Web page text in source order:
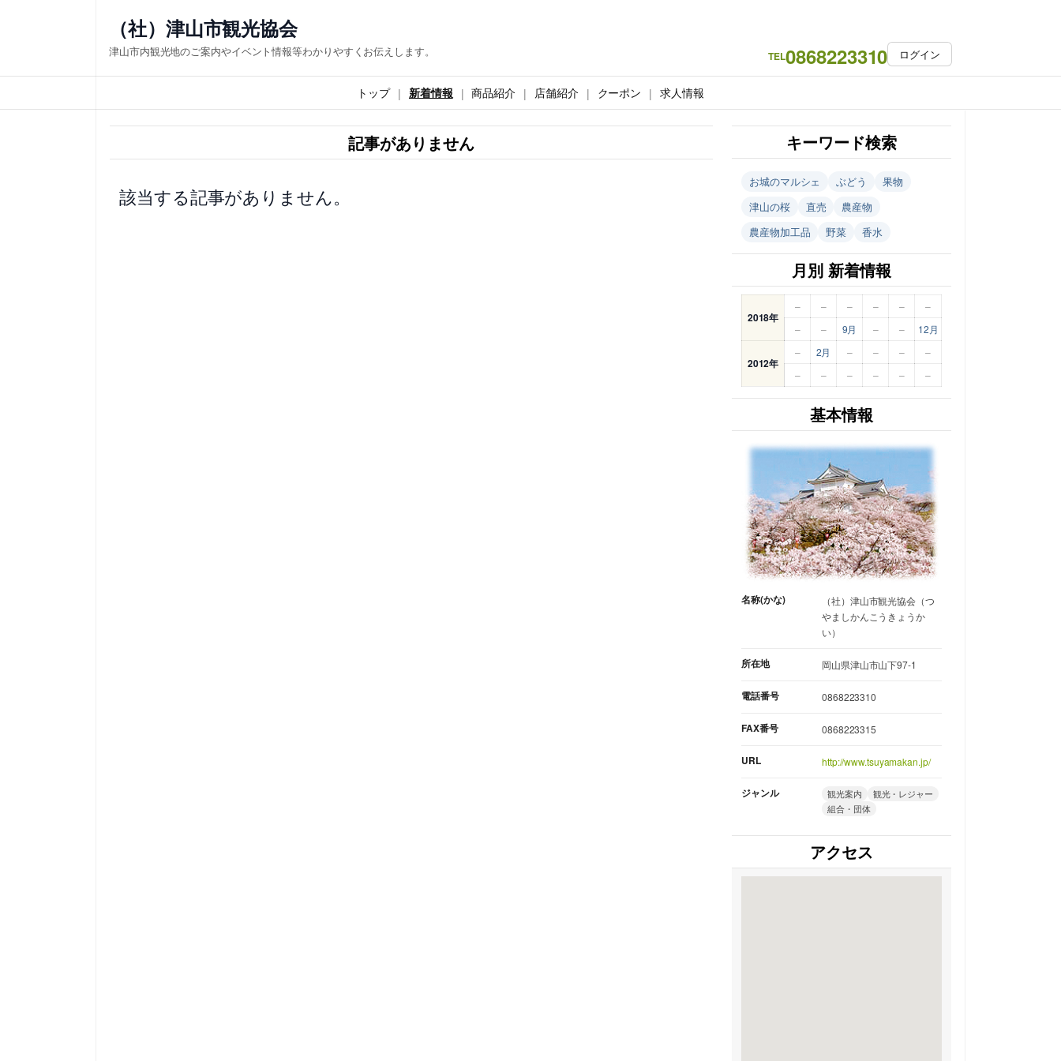
ス
キ
（社）津山市観光協会
津山市内観光地のご案内やイベント情報等わかりやすくお伝えします。 TEL0868223310 ログイン
トップ 新着情報 商品紹介 店舗紹介 クーポン 求人情報
記事がありません
該当する記事がありません。
キーワード検索
お城のマルシェ ぶどう
果物
津山の桜
直売
農産物
農産物加工品
野菜 香水
月別 新着情報
2018年
– – – – –
–
–
– 9月 – – 12月
2012年
– 2月 – – –
–
–
– – – – –
基本情報
名称(かな)
（社）津山市観光協会（つ
やましかんこうきょうか
い）
所在地 岡山県津山市山下97-1
電話番号 0868223310
FAX番号 0868223315
URL http://www.tsuyamakan.jp/
ジャンル 観光案内
観光・レジャー
組合・団体
アクセス